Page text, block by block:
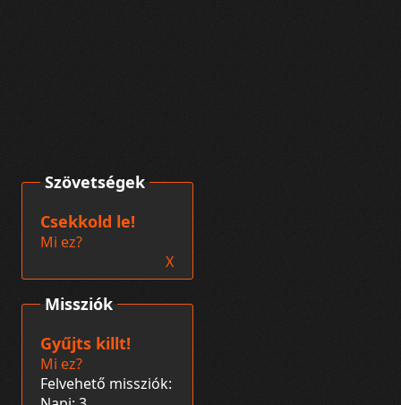
Missziók
Gyűjts killt!
Mi ez?
Felvehető missziók:
Szövetségek
Csekkold le!
Mi ez?
X